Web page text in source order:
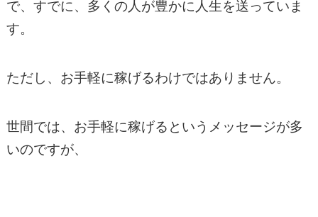
で、すでに、多くの人が豊かに人生を送っていま
す。
ただし、お手軽に稼げるわけではありません。
世間では、お手軽に稼げるというメッセージが多
いのですが、